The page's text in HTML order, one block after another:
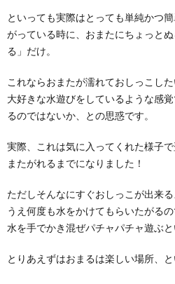
といっても実際はとっても単純かつ
がっている時に、おまたにちょっと
る」だけ。
これならおまたが濡れておしっこし
大好きな水遊びをしているような感
るのではないか、との思惑です。
実際、これは気に入ってくれた様子
またがれるまでになりました！
ただしそんなにすぐおしっこが出来
うえ何度も水をかけてもらいたがる
水を手でかき混ぜパチャパチャ遊ぶ
とりあえずはおまるは楽しい場所、と